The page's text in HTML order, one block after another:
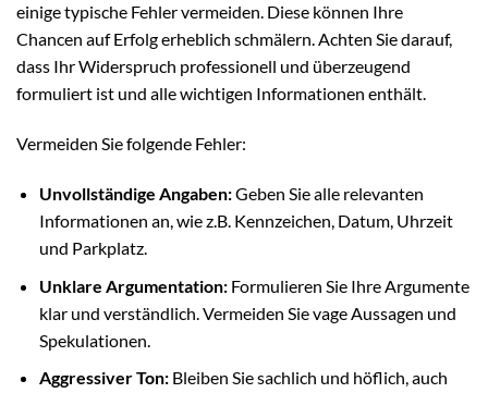
einige typische Fehler vermeiden. Diese können Ihre
Chancen auf Erfolg erheblich schmälern. Achten Sie darauf,
dass Ihr Widerspruch professionell und überzeugend
formuliert ist und alle wichtigen Informationen enthält.
Vermeiden Sie folgende Fehler:
Unvollständige Angaben:Geben Sie alle relevanten
Informationen an, wie z.B. Kennzeichen, Datum, Uhrzeit
und Parkplatz.
Unklare Argumentation:Formulieren Sie Ihre Argumente
klar und verständlich. Vermeiden Sie vage Aussagen und
Spekulationen.
Aggressiver Ton:Bleiben Sie sachlich und höflich, auch